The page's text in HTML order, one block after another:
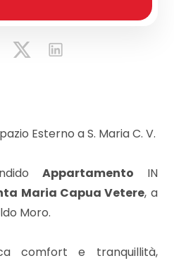
Esterno a S. Maria C. V.
Appartamento IN
Maria Capua Vetere, a
Moro.
comfort e tranquillità,